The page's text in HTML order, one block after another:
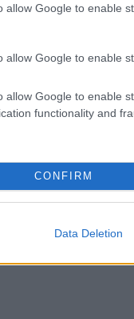
allow Google to enable
allow Google to enable
allow Google to enable
functionality and
CONFIRM
Data Deletion
approfittato di
e Leonardo.
le
anche le
per